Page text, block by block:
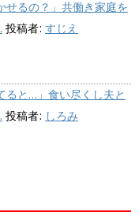
せるの？」共働き家庭を
投稿者: すじえ
ると…」食い尽くし夫と
投稿者: しろみ